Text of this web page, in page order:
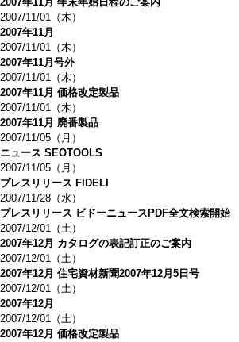
2007/11/01（木）
2007年11月
2007/11/01（木）
2007年11月号外
2007/11/01（木）
2007年11月 価格改定製品
2007/11/01（木）
2007年11月 廃番製品
2007/11/05（月）
ニュース SEOTOOLS
2007/11/05（月）
プレスリリース FIDELI
2007/11/28（水）
プレスリリース ビドーニュースPDF全文検索開始
2007/12/01（土）
2007年12月 カタログの表記訂正のご案内
2007/12/01（土）
2007年12月 住宅資材新聞2007年12月5日号
2007/12/01（土）
2007年12月
2007/12/01（土）
2007年12月 価格改定製品